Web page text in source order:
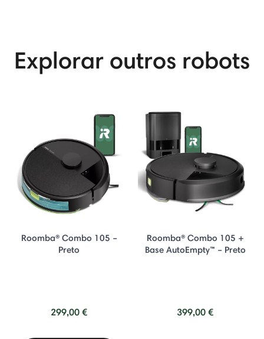
Explorar outros robots
Roomba® Combo 105 –
Preto
299,00 €
Roomba® Combo 105 +
Base AutoEmpty™ – Preto
399,00 €